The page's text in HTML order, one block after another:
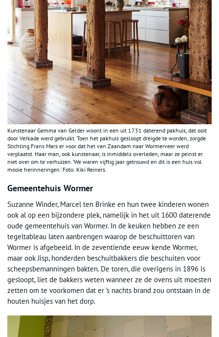
Kunstenaar Gemma van Gelder woont in een uit 1731 daterend pakhuis, dat ooit
door Verkade werd gebruikt. Toen het pakhuis gesloopt dreigde te worden, zorgde
Stichting Frans Mars er voor dat het van Zaandam naar Wormerveer werd
verplaatst. Haar man, ook kunstenaar, is inmiddels overleden, maar ze peinst er
niet over om te verhuizen. ‘We waren vijftig jaar getrouwd en dit is een huis vol
mooie herinneringen.’ Foto: Kiki Reiners.
Gemeentehuis Wormer
Suzanne Winder, Marcel ten Brinke en hun twee kinderen wonen
ook al op een bijzondere plek, namelijk in het uit 1600 daterende
oude gemeentehuis van Wormer. In de keuken hebben ze een
tegeltableau laten aanbrengen waarop de beschuittoren van
Wormer is afgebeeld. In de zeventiende eeuw kende Wormer,
maar ook Jisp, honderden beschuitbakkers die beschuiten voor
scheepsbemanningen bakten. De toren, die overigens in 1896 is
gesloopt, liet de bakkers weten wanneer ze de ovens uit moesten
zetten om te voorkomen dat er ’s nachts brand zou ontstaan in de
houten huisjes van het dorp.